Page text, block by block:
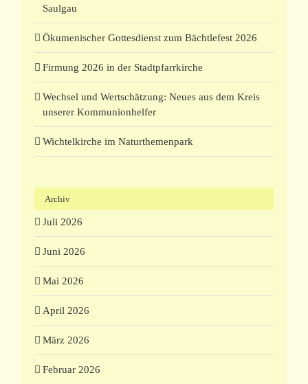
Saulgau
Ökumenischer Gottesdienst zum Bächtlefest 2026
Firmung 2026 in der Stadtpfarrkirche
Wechsel und Wertschätzung: Neues aus dem Kreis
unserer Kommunionhelfer
Wichtelkirche im Naturthemenpark
Archiv
Juli 2026
Juni 2026
Mai 2026
April 2026
März 2026
Februar 2026